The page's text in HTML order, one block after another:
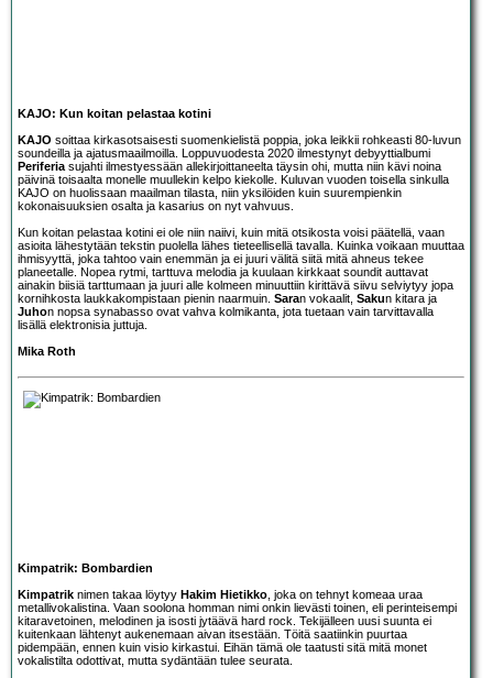
KAJO: Kun koitan pelastaa kotini
KAJO soittaa kirkasotsaisesti suomenkielistä poppia, joka leikkii rohkeasti 80-luvun
soundeilla ja ajatusmaailmoilla. Loppuvuodesta 2020 ilmestynyt debyyttialbumi
Periferia sujahti ilmestyessään allekirjoittaneelta täysin ohi, mutta niin kävi noina
päivinä toisaalta monelle muullekin kelpo kiekolle. Kuluvan vuoden toisella sinkulla
KAJO on huolissaan maailman tilasta, niin yksilöiden kuin suurempienkin
kokonaisuuksien osalta ja kasarius on nyt vahvuus.
Kun koitan pelastaa kotini ei ole niin naiivi, kuin mitä otsikosta voisi päätellä, vaan
asioita lähestytään tekstin puolella lähes tieteellisellä tavalla. Kuinka voikaan muuttaa
ihmisyyttä, joka tahtoo vain enemmän ja ei juuri välitä siitä mitä ahneus tekee
planeetalle. Nopea rytmi, tarttuva melodia ja kuulaan kirkkaat soundit auttavat
ainakin biisiä tarttumaan ja juuri alle kolmeen minuuttiin kirittävä siivu selviytyy jopa
kornihkosta laukkakompistaan pienin naarmuin. Saran vokaalit, Sakun kitara ja
Juhon nopsa synabasso ovat vahva kolmikanta, jota tuetaan vain tarvittavalla
lisällä elektronisia juttuja.
Mika Roth
Kimpatrik: Bombardien
Kimpatrik nimen takaa löytyy Hakim Hietikko , joka on tehnyt komeaa uraa
metallivokalistina. Vaan soolona homman nimi onkin lievästi toinen, eli perinteisempi
kitaravetoinen, melodinen ja isosti jytäävä hard rock. Tekijälleen uusi suunta ei
kuitenkaan lähtenyt aukenemaan aivan itsestään. Töitä saatiinkin puurtaa
pidempään, ennen kuin visio kirkastui. Eihän tämä ole taatusti sitä mitä monet
vokalistilta odottivat, mutta sydäntään tulee seurata.